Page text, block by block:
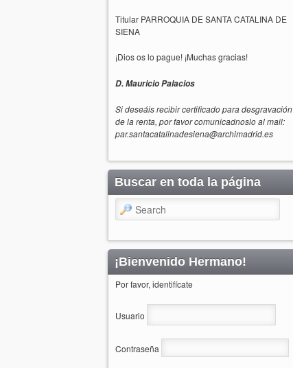
Titular PARROQUIA DE SANTA CATALINA DE
SIENA
¡Dios os lo pague! ¡Muchas gracias!
D. Mauricio Palacios
Si deseáis recibir certificado para desgravación
de la renta, por favor comunicadnoslo al mail:
par.santacatalinadesiena@archimadrid.es
Buscar en toda la página
Search
¡Bienvenido Hermano!
Por favor, identifícate
Usuario
Contraseña